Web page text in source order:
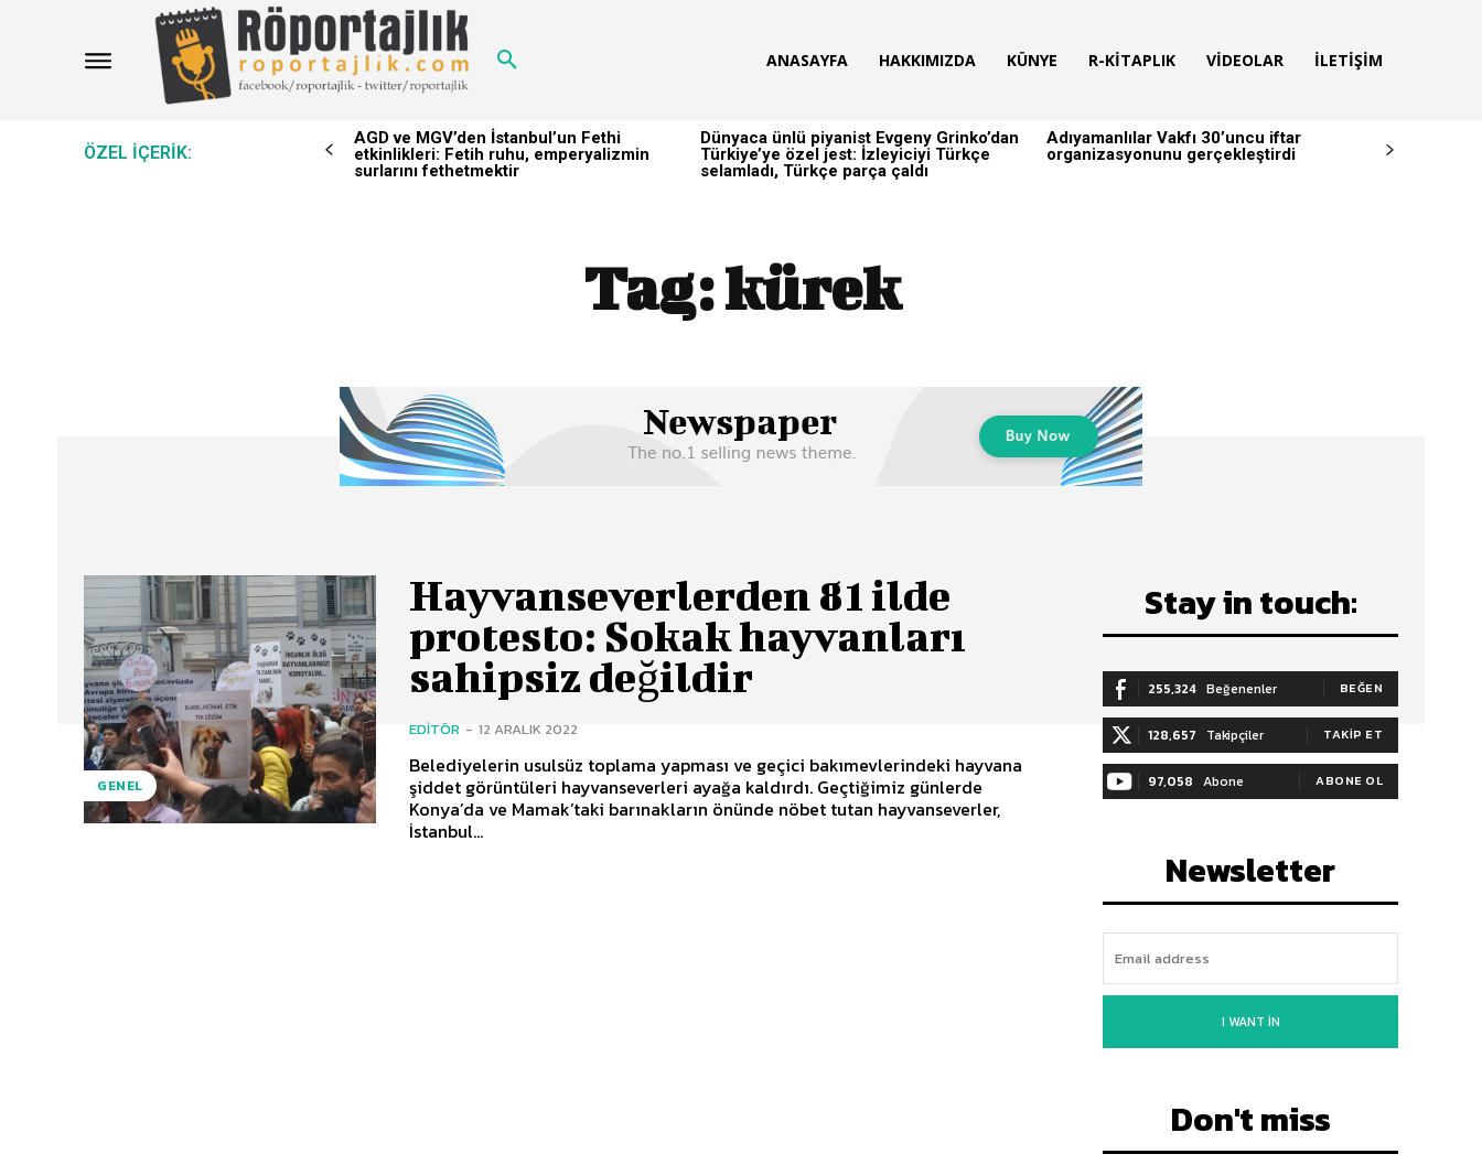
ANASAYFA HAKKIMIZDA KÜNYE R-KITAPLIK VIDEOLAR İLETIŞIM
ÖZEL IÇERIK:
AGD ve MGV’den İstanbul’un Fethi
etkinlikleri: Fetih ruhu, emperyalizmin
surlarını fethetmektir
Dünyaca ünlü piyanist Evgeny Grinko’dan
Türkiye’ye özel jest: İzleyiciyi Türkçe
selamladı, Türkçe parça çaldı
Adıyamanlılar Vakfı 30’uncu iftar
organizasyonunu gerçekleştirdi
Tag:kürek
GENEL
Hayvanseverlerden 81 ilde
protesto: Sokak hayvanları
sahipsiz değildir
EDITÖR - 12 ARALIK 2022
Belediyelerin usulsüz toplama yapması ve geçici bakımevlerindeki hayvana
şiddet görüntüleri hayvanseverleri ayağa kaldırdı. Geçtiğimiz günlerde
Konya’da ve Mamak’taki barınakların önünde nöbet tutan hayvanseverler,
İstanbul...
Stay in touch:
255,324 Beğenenler BEĞEN
128,657 Takipçiler TAKIP ET
97,058 Abone ABONE OL
Newsletter
I WANT IN
Don't miss